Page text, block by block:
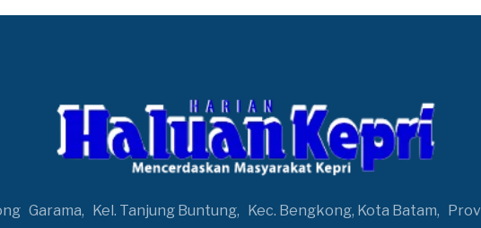
Garama, Kel. Tanjung Buntung, Kec. Bengkong, Kota Batam,